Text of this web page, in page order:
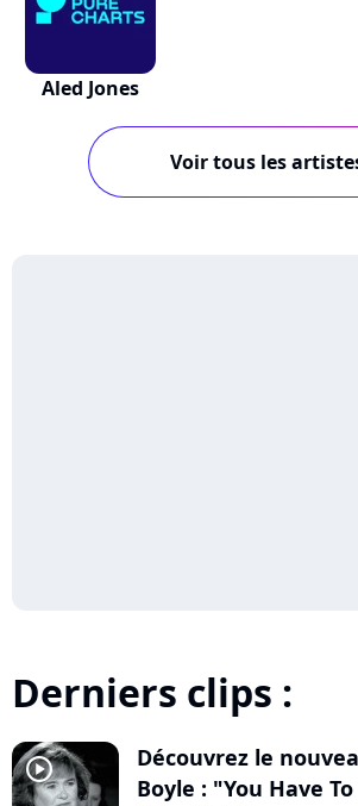
Aled Jones
Voir tous les
Derniers clips :
player2
Découvrez le
Boyle : "You Have